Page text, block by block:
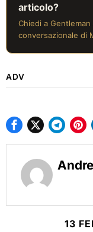
articolo?
Chiedi a
conversazionale di
ADV
13